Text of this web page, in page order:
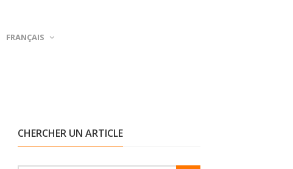
FRANÇAIS
CHERCHER UN ARTICLE